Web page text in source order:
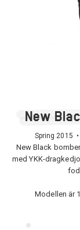
New
Spring 2015
New Black
med YKK-
Modellen är